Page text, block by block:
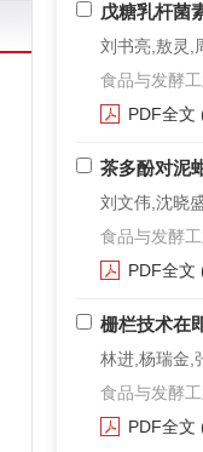
戊糖乳杆菌
刘书亮,敖灵,
食品与发酵
PDF全文
茶多酚对泥
刘文伟,沈晓
食品与发酵
PDF全文
栅栏技术在
林进,杨瑞金,
食品与发酵
PDF全文